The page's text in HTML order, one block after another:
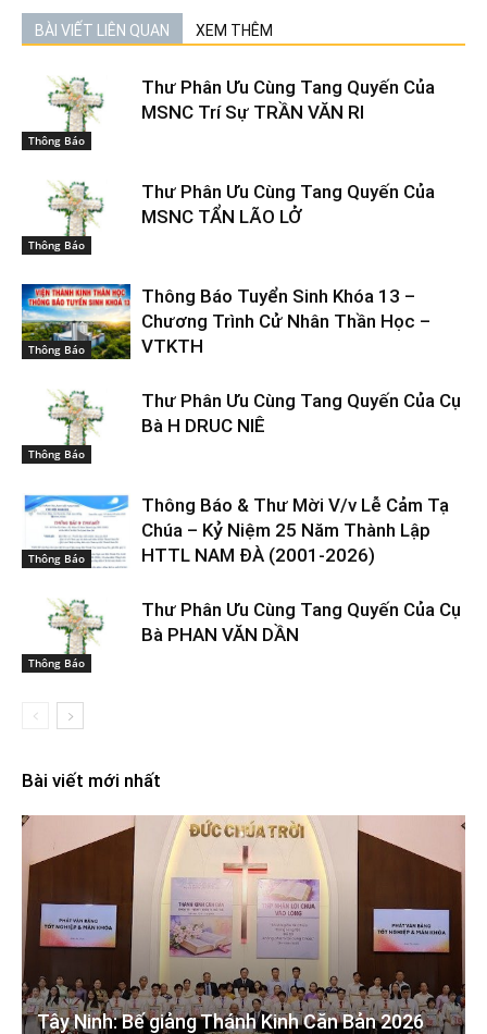
BÀI VIẾT LIÊN QUAN XEM THÊM
Thông Báo
Thư Phân Ưu Cùng Tang Quyến Của
MSNC Trí Sự TRẦN VĂN RI
Thông Báo
Thư Phân Ưu Cùng Tang Quyến Của
MSNC TẨN LÃO LỞ
Thông Báo
Thông Báo Tuyển Sinh Khóa 13 –
Chương Trình Cử Nhân Thần Học –
VTKTH
Thông Báo
Thư Phân Ưu Cùng Tang Quyến Của Cụ
Bà H DRUC NIÊ
Thông Báo
Thông Báo & Thư Mời V/v Lễ Cảm Tạ
Chúa – Kỷ Niệm 25 Năm Thành Lập
HTTL NAM ĐÀ (2001-2026)
Thông Báo
Thư Phân Ưu Cùng Tang Quyến Của Cụ
Bà PHAN VĂN DẦN
Bài viết mới nhất
Tây Ninh: Bế giảng Thánh Kinh Căn Bản 2026